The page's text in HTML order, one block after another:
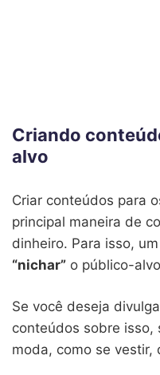
Criando
alvo
Criar conteúdos para
principal maneira de
dinheiro. Para isso,
“nichar” o público-
Se você deseja
conteúdos sobre isso,
moda, como se